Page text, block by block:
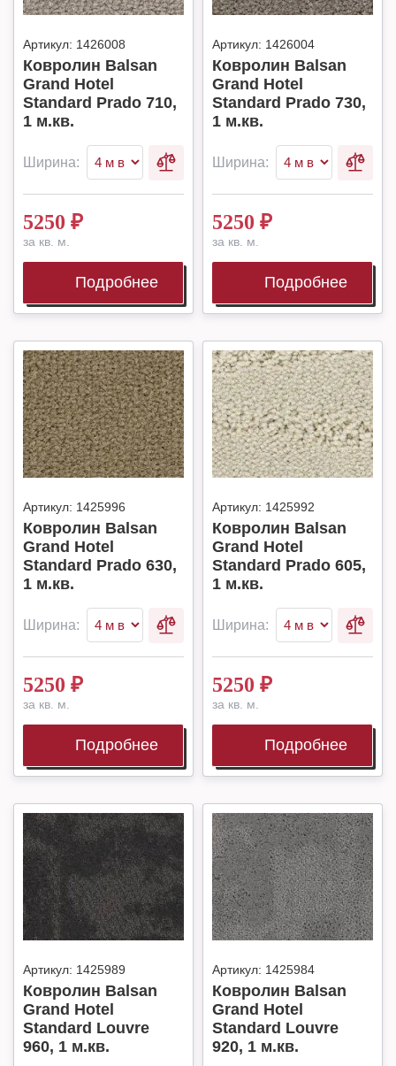
Артикул: 1426008
Ковролин Balsan
Grand Hotel
Standard Prado 710,
1 м.кв.
Ширина:
5250 ₽
за кв. м.
Подробнее
Артикул: 1426004
Ковролин Balsan
Grand Hotel
Standard Prado 730,
1 м.кв.
Ширина:
5250 ₽
за кв. м.
Подробнее
Артикул: 1425996
Ковролин Balsan
Grand Hotel
Standard Prado 630,
1 м.кв.
Ширина:
5250 ₽
за кв. м.
Подробнее
Артикул: 1425992
Ковролин Balsan
Grand Hotel
Standard Prado 605,
1 м.кв.
Ширина:
5250 ₽
за кв. м.
Подробнее
Артикул: 1425989
Ковролин Balsan
Grand Hotel
Standard Louvre
960, 1 м.кв.
Артикул: 1425984
Ковролин Balsan
Grand Hotel
Standard Louvre
920, 1 м.кв.